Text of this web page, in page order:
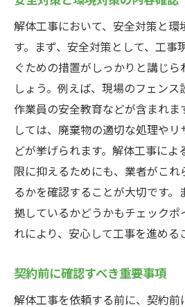
解体工事において、安全対策と環
す。まず、安全対策として、工事
ぐための措置がしっかりと講じ
しょう。例えば、現場のフェンス
作業員の安全教育などが含まれま
しては、廃棄物の適切な処理や
どが挙げられます。解体工事に
限に抑えるためにも、業者がこ
るかを確認することが大切です
拠しているかどうかもチェックポ
れにより、安心して工事を進める
契約前に確認すべき重要事項
解体工事を依頼する前に、契約